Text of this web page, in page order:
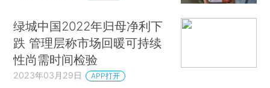
绿城中国2022年归母净利下
跌 管理层称市场回暖可持续
性尚需时间检验
2023年03月29日 APP打开